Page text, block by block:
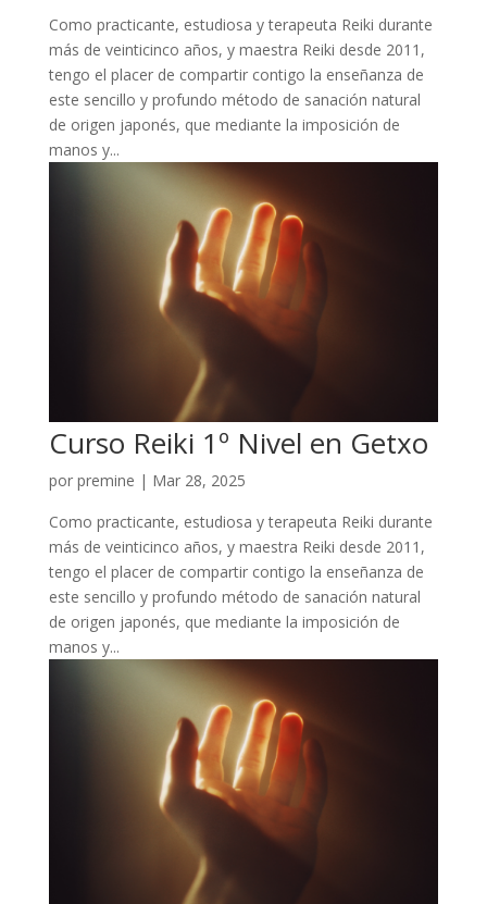
Como practicante, estudiosa y terapeuta Reiki durante
más de veinticinco años, y maestra Reiki desde 2011,
tengo el placer de compartir contigo la enseñanza de
este sencillo y profundo método de sanación natural
de origen japonés, que mediante la imposición de
manos y...
Curso Reiki 1º Nivel en Getxo
por premine | Mar 28, 2025
Como practicante, estudiosa y terapeuta Reiki durante
más de veinticinco años, y maestra Reiki desde 2011,
tengo el placer de compartir contigo la enseñanza de
este sencillo y profundo método de sanación natural
de origen japonés, que mediante la imposición de
manos y...